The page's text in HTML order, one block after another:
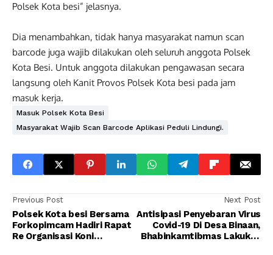
Polsek Kota besi” jelasnya.
Dia menambahkan, tidak hanya masyarakat namun scan
barcode juga wajib dilakukan oleh seluruh anggota Polsek
Kota Besi. Untuk anggota dilakukan pengawasan secara
langsung oleh Kanit Provos Polsek Kota besi pada jam
masuk kerja.
Masuk Polsek Kota Besi
Masyarakat Wajib Scan Barcode Aplikasi Peduli Lindungi.
Previous Post
Polsek Kota besi Bersama
Forkopimcam Hadiri Rapat
Re Organisasi Koni
Next Post
Antisipasi Penyebaran Virus
Covid-19 Di Desa Binaan,
Bhabinkamtibmas Lakukan